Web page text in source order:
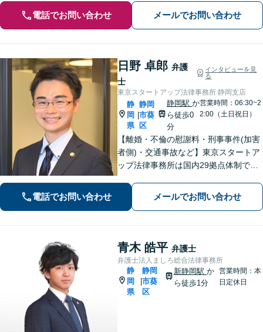
電話でお問い合わせ メールでお問い合わせ
日野 卓郎 弁護
士
インタビューを見
る
東京スタートアップ法律事務所 静岡支店
静
岡
県
|
静岡
市葵
区
静岡駅か
ら徒歩0
分
営業時間：06:30~2
2:00（土日祝日）
【離婚・不倫の慰謝料・刑事事件(加害
者側)・交通事故など】東京スタートア
ップ法律事務所は国内29拠点体制で全
対応(法律相談は完全予約制)】各分野で
専門性の高い弁護士が寄り添い解決を
電話でお問い合わせ メールでお問い合わせ
青木 皓平 弁護士
弁護士法人ましろ総合法律事務所
静
岡
県
静岡
市葵
区
新静岡駅 か
ら徒歩1分
営業時間：本
日定休日